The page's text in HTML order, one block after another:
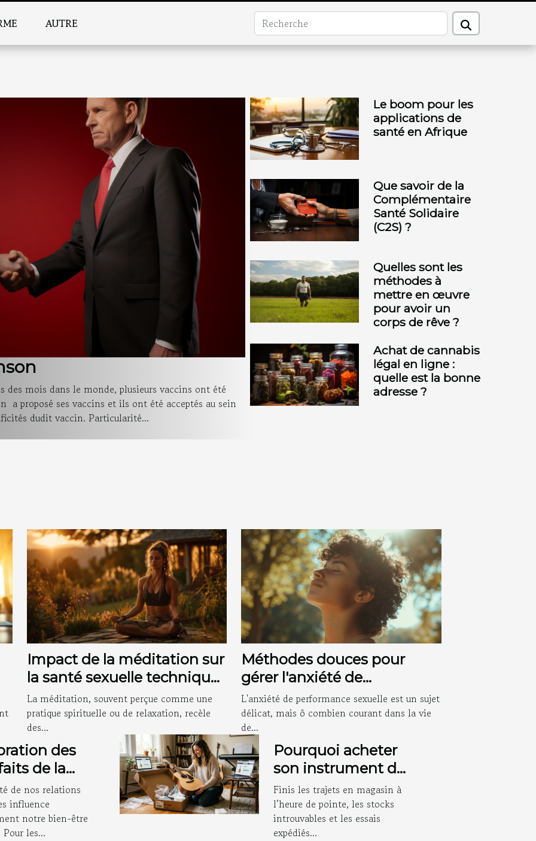
AUTRE
des mois dans le monde, plusieurs vaccins ont été
a proposé ses vaccins et ils ont été acceptés au sein
dudit vaccin. Particularité...
Le boom pour les
applications de
santé en Afrique
Que savoir de la
Complémentaire
Santé Solidaire
(C2S) ?
Quelles sont les
méthodes à
mettre en œuvre
pour avoir un
corps de rêve ?
Achat de cannabis
légal en ligne :
quelle est la bonne
adresse ?
Impact de la méditation sur
la santé sexuelle techniques
pour un bien-être global
La méditation, souvent perçue comme une
pratique spirituelle ou de relaxation, recèle
des...
Méthodes douces pour
gérer l'anxiété de
performance sexuelle
L'anxiété de performance sexuelle est un sujet
délicat, mais ô combien courant dans la vie
de...
des
de la
Imago
couples
de nos relations
influence
notre bien-être
les...
Pourquoi acheter
son instrument de
musique en ligne
change vraiment la
donne
Finis les trajets en magasin à
l’heure de pointe, les stocks
introuvables et les essais
expédiés...